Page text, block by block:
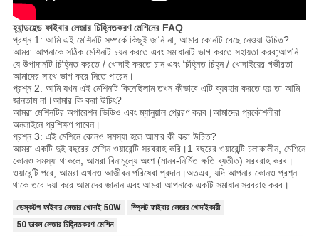
হ্যান্ডহেল্ড ফাইবার লেজার চিহ্নিতকরণ মেশিনের FAQ
প্রশ্ন 1: আমি এই মেশিনটি সম্পর্কে কিছুই জানি না, আমার কোনটি বেছে নেওয়া উচিত?
আমরা আপনাকে সঠিক মেশিনটি চয়ন করতে এবং সমাধানটি ভাগ করতে সহায়তা করব;আপনি
যে উপাদানটি চিহ্নিত করতে / খোদাই করতে চান এবং চিহ্নিত চিহ্ন / খোদাইয়ের গভীরতা
আমাদের সাথে ভাগ করে নিতে পারেন।
প্রশ্ন 2: আমি যখন এই মেশিনটি কিনেছিলাম তখন কীভাবে এটি ব্যবহার করতে হয় তা আমি
জানতাম না।আমার কি করা উচিৎ?
আমরা মেশিনটির অপারেশন ভিডিও এবং ম্যানুয়াল প্রেরণ করব।আমাদের প্রকৌশলীরা
অনলাইনে প্রশিক্ষণ পাবেন।
প্রশ্ন 3: এই মেশিনে কোনও সমস্যা হলে আমার কী করা উচিত?
আমরা একটি দুই বছরের মেশিন ওয়ারেন্টি সরবরাহ করি।1 বছরের ওয়ারেন্টি চলাকালীন, মেশিনে
কোনও সমস্যা থাকলে, আমরা বিনামূল্যে অংশ (মানব-নির্মিত ক্ষতি ব্যতীত) সরবরাহ করব।
ওয়ারেন্টি পরে, আমরা এখনও আজীবন পরিষেবা প্রদান।অতএব, যদি আপনার কোনও প্রশ্ন
থাকে তবে দয়া করে আমাদের জানান এবং আমরা আপনাকে একটি সমাধান সরবরাহ করব।
ডেস্কটপ ফাইবার লেজার খোদাই 50W
স্প্লিট ফাইবার লেজার খোদাইকারী
50 ডাবল লেজার চিহ্নিতকরণ মেশিন